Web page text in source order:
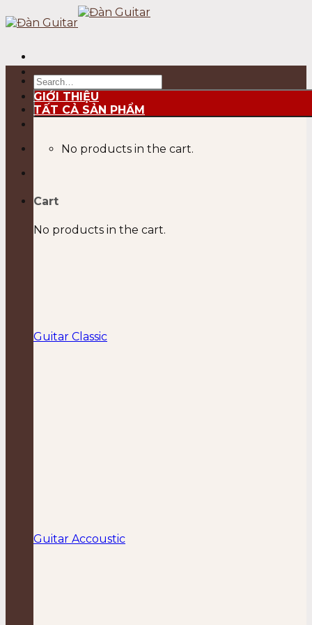
to
Search
for:
No products in the cart.
Cart
No products in the cart.
GIỚI THIỆU
TẤT CẢ SẢN PHẨM
Guitar Classic
Guitar Accoustic